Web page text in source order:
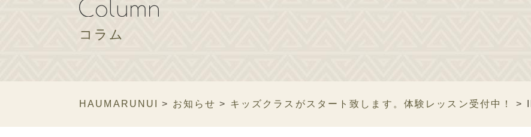
コラム
HAUMARUNUI > お知らせ > キッズクラスがスタート致します。体験レッスン受付中！ >